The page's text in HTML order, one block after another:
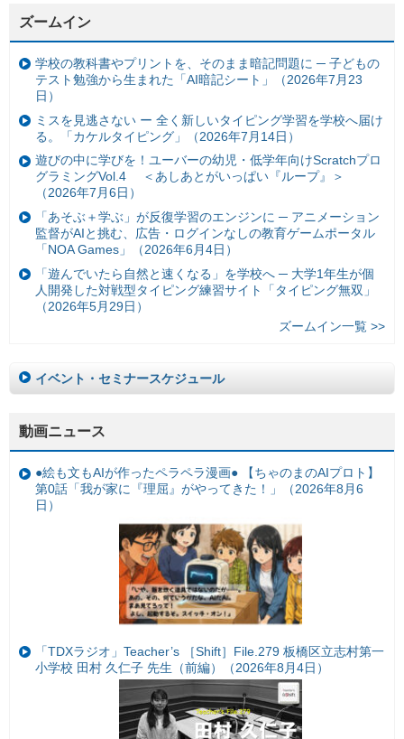
ズームイン
学校の教科書やプリントを、そのまま暗記問題に ─ 子どもの
テスト勉強から生まれた「AI暗記シート」（2026年7月23
日）
ミスを見逃さない ー 全く新しいタイピング学習を学校へ届け
る。「カケルタイピング」（2026年7月14日）
遊びの中に学びを！ユーバーの幼児・低学年向けScratchプロ
グラミングVol.4 ＜あしあとがいっぱい『ループ』＞
（2026年7月6日）
「あそぶ＋学ぶ」が反復学習のエンジンに ─ アニメーション
監督がAIと挑む、広告・ログインなしの教育ゲームポータル
「NOA Games」（2026年6月4日）
「遊んでいたら自然と速くなる」を学校へ ─ 大学1年生が個
人開発した対戦型タイピング練習サイト「タイピング無双」
（2026年5月29日）
ズームイン一覧 >>
イベント・セミナースケジュール
動画ニュース
●絵も文もAIが作ったペラペラ漫画● 【ちゃのまのAIプロト】
第0話「我が家に『理屈』がやってきた！」（2026年8月6
日）
「TDXラジオ」Teacher’s ［Shift］File.279 板橋区立志村第一
小学校 田村 久仁子 先生（前編）（2026年8月4日）